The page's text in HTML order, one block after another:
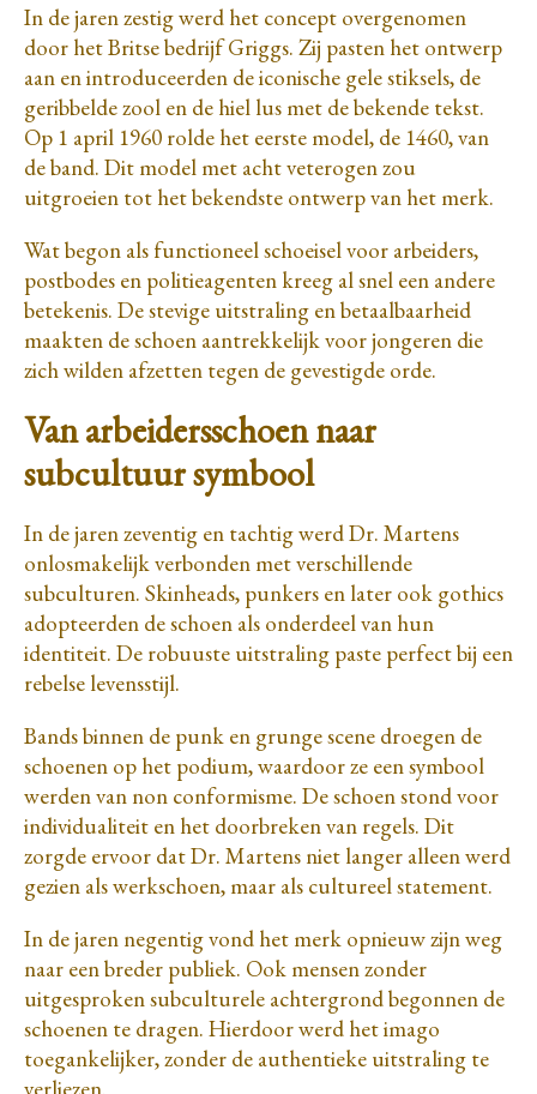
In de jaren zestig werd het concept overgenomen
door het Britse bedrijf Griggs. Zij pasten het ontwerp
aan en introduceerden de iconische gele stiksels, de
geribbelde zool en de hiel lus met de bekende tekst.
Op 1 april 1960 rolde het eerste model, de 1460, van
de band. Dit model met acht veterogen zou
uitgroeien tot het bekendste ontwerp van het merk.
Wat begon als functioneel schoeisel voor arbeiders,
postbodes en politieagenten kreeg al snel een andere
betekenis. De stevige uitstraling en betaalbaarheid
maakten de schoen aantrekkelijk voor jongeren die
zich wilden afzetten tegen de gevestigde orde.
Van arbeidersschoen naar
subcultuur symbool
In de jaren zeventig en tachtig werd Dr. Martens
onlosmakelijk verbonden met verschillende
subculturen. Skinheads, punkers en later ook gothics
adopteerden de schoen als onderdeel van hun
identiteit. De robuuste uitstraling paste perfect bij een
rebelse levensstijl.
Bands binnen de punk en grunge scene droegen de
schoenen op het podium, waardoor ze een symbool
werden van non conformisme. De schoen stond voor
individualiteit en het doorbreken van regels. Dit
zorgde ervoor dat Dr. Martens niet langer alleen werd
gezien als werkschoen, maar als cultureel statement.
In de jaren negentig vond het merk opnieuw zijn weg
naar een breder publiek. Ook mensen zonder
uitgesproken subculturele achtergrond begonnen de
schoenen te dragen. Hierdoor werd het imago
toegankelijker, zonder de authentieke uitstraling te